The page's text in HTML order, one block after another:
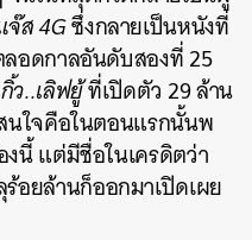
ส 4Gซึ่งกลายเป็นหนังที่
อดกาลอันดับสองที่ 25
ว..เลิฟยู้ที่เปิดตัว 29 ล้าน
นใจคือในตอนแรกนั้นพ
นี้ แต่มีชื่อในเครดิตว่า
อยล้านก็ออกมาเปิดเผย